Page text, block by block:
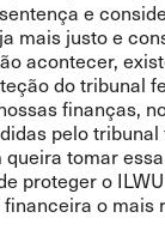
e
mais justo e
acontecer,
do tribunal
finanças,
pelo
tomar
proteger o
o mais